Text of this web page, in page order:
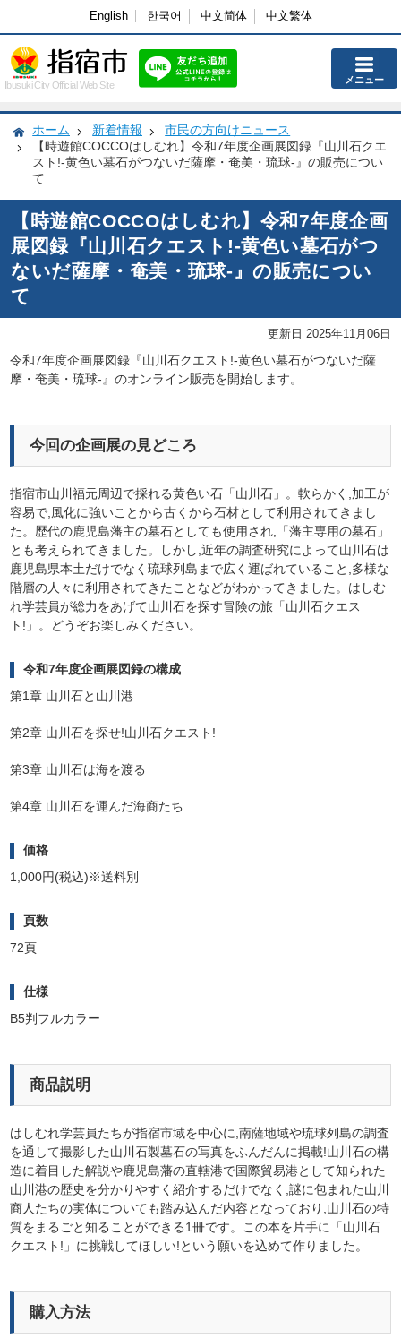
English 한국어 中文简体 中文繁体
Ibusuki City Official Web Site メニュー
ホーム 新着情報
市民の方向けニュース
【時遊館COCCOはしむれ】令和7年度企画展図録『山川石クエ
スト!-黄色い墓石がつないだ薩摩・奄美・琉球-』の販売につい
て
【時遊館COCCOはしむれ】令和7年度企画
展図録『山川石クエスト!-黄色い墓石がつ
ないだ薩摩・奄美・琉球-』の販売につい
て
更新日 2025年11月06日
令和7年度企画展図録『山川石クエスト!-黄色い墓石がつないだ薩
摩・奄美・琉球-』のオンライン販売を開始します。
今回の企画展の見どころ
指宿市山川福元周辺で採れる黄色い石「山川石」。軟らかく,加工が
容易で,風化に強いことから古くから石材として利用されてきまし
た。歴代の鹿児島藩主の墓石としても使用され,「藩主専用の墓石」
とも考えられてきました。しかし,近年の調査研究によって山川石は
鹿児島県本土だけでなく琉球列島まで広く運ばれていること,多様な
階層の人々に利用されてきたことなどがわかってきました。はしむ
れ学芸員が総力をあげて山川石を探す冒険の旅「山川石クエス
ト!」。どうぞお楽しみください。
令和7年度企画展図録の構成
第1章 山川石と山川港
第2章 山川石を探せ!山川石クエスト!
第3章 山川石は海を渡る
第4章 山川石を運んだ海商たち
価格
1,000円(税込)※送料別
頁数
72頁
仕様
B5判フルカラー
商品説明
はしむれ学芸員たちが指宿市域を中心に,南薩地域や琉球列島の調査
を通して撮影した山川石製墓石の写真をふんだんに掲載!山川石の構
造に着目した解説や鹿児島藩の直轄港で国際貿易港として知られた
山川港の歴史を分かりやすく紹介するだけでなく,謎に包まれた山川
商人たちの実体についても踏み込んだ内容となっており,山川石の特
質をまるごと知ることができる1冊です。この本を片手に「山川石
クエスト!」に挑戦してほしい!という願いを込めて作りました。
購入方法